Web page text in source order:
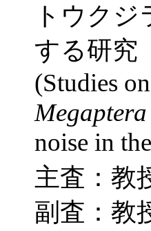
トウク
する研究
(Studies
noise in
主査：
副査：